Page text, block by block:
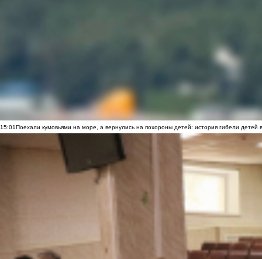
15:01Поехали кумовьями на море, а вернулись на похороны детей: история гибели детей